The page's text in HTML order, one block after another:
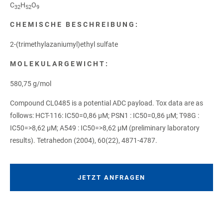
C32H52O9
CHEMISCHE BESCHREIBUNG:
2-(trimethylazaniumyl)ethyl sulfate
MOLEKULARGEWICHT:
580,75 g/mol
Compound CL0485 is a potential ADC payload. Tox data are as
follows: HCT-116: IC50=0,86 µM; PSN1 : IC50=0,86 µM; T98G :
IC50=>8,62 µM; A549 : IC50=>8,62 µM (preliminary laboratory
results). Tetrahedon (2004), 60(22), 4871-4787.
JETZT ANFRAGEN